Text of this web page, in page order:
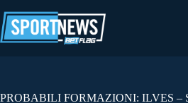
al
contenuto
PROBABILI FORMAZIONI: ILVES –